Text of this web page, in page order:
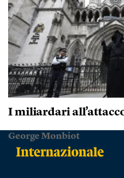
I miliardari
George Monbiot